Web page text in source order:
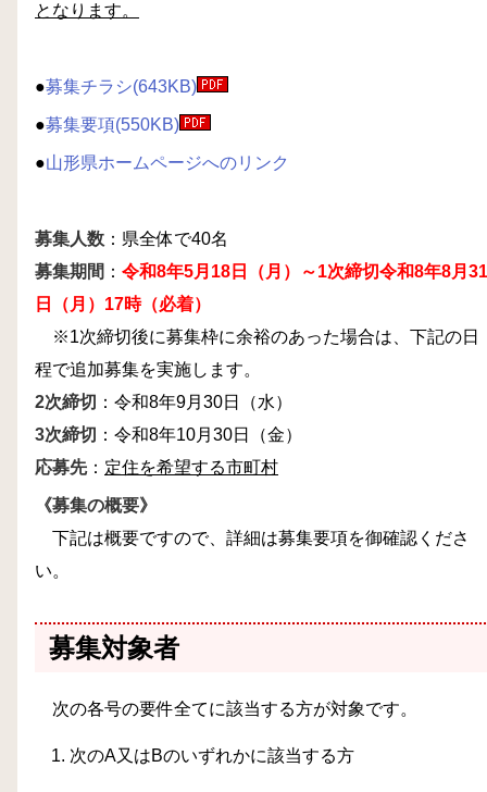
となります。
●募集チラシ(643KB)
●募集要項(550KB)
●山形県ホームページへのリンク
募集人数 ：県全体で40名
募集期間 ： 令和8年5月18日（月）～1次締切令和8年8月31
日（月）17時（必着）
※1次締切後に募集枠に余裕のあった場合は、下記の日
程で追加募集を実施します。
2次締切 ：令和8年9月30日（水）
3次締切 ：令和8年10月30日（金）
応募先： 定住を希望する市町村
《募集の概要》
下記は概要ですので、詳細は募集要項を御確認くださ
い。
募集対象者
次の各号の要件全てに該当する方が対象です。
次のA又はBのいずれかに該当する方